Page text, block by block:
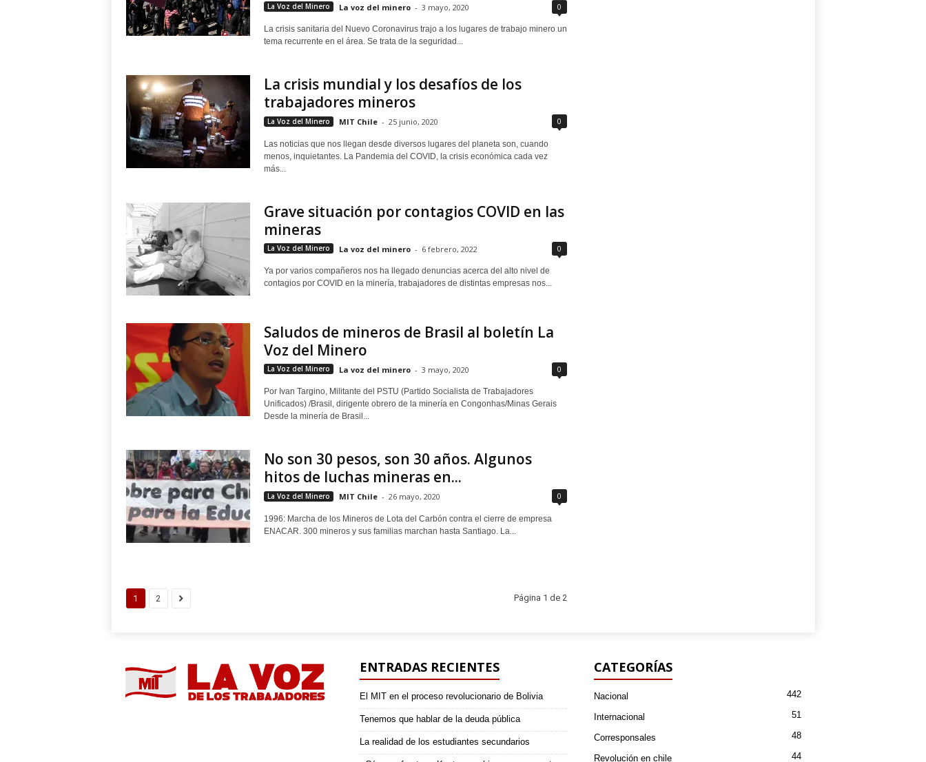
La Voz del Minero La voz del minero - 3 mayo, 2020 0
La crisis sanitaria del Nuevo Coronavirus trajo a los lugares de trabajo minero un
tema recurrente en el área. Se trata de la seguridad...
La crisis mundial y los desafíos de los
trabajadores mineros
La Voz del Minero MIT Chile - 25 junio, 2020 0
Las noticias que nos llegan desde diversos lugares del planeta son, cuando
menos, inquietantes. La Pandemia del COVID, la crisis económica cada vez
más...
Grave situación por contagios COVID en las
mineras
La Voz del Minero La voz del minero - 6 febrero, 2022 0
Ya por varios compañeros nos ha llegado denuncias acerca del alto nivel de
contagios por COVID en la minería, trabajadores de distintas empresas nos...
Saludos de mineros de Brasil al boletín La
Voz del Minero
La Voz del Minero La voz del minero - 3 mayo, 2020 0
Por Ivan Targino, Militante del PSTU (Partido Socialista de Trabajadores
Unificados) /Brasil, dirigente obrero de la minería en Congonhas/Minas Gerais
Desde la minería de Brasil...
No son 30 pesos, son 30 años. Algunos
hitos de luchas mineras en...
La Voz del Minero MIT Chile - 26 mayo, 2020 0
1996: Marcha de los Mineros de Lota del Carbón contra el cierre de empresa
ENACAR. 300 mineros y sus familias marchan hasta Santiago. La...
1 2 Página 1 de 2
ENTRADAS RECIENTES
El MIT en el proceso revolucionario de Bolivia
Tenemos que hablar de la deuda pública
La realidad de los estudiantes secundarios
CATEGORÍAS
Nacional 442
Internacional 51
Corresponsales 48
Revolución en chile 44